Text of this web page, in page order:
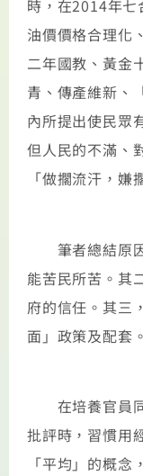
時，在2014年
油價價格合理化
二年國教、黃金
青、傳產維新、
內所提出使民眾
但人民的不滿、
「做擱流汗，嫌
筆者總結原因
能苦民所苦。其
府的信任。其三
面」政策及配套。
在培養官員同
批評時，習慣用
「平均」的概